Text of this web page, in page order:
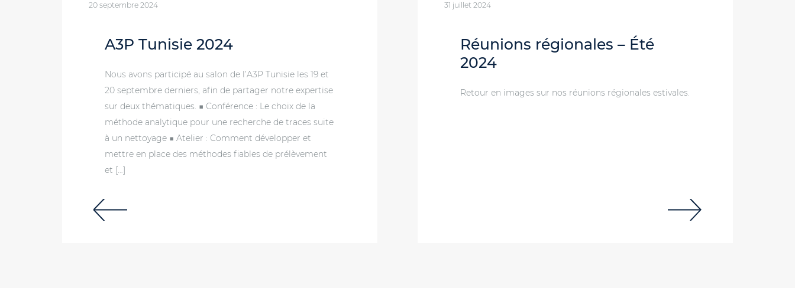
20 septembre 2024
A3P Tunisie 2024
Nous avons participé au salon de l’A3P Tunisie les 19 et
20 septembre derniers, afin de partager notre expertise
sur deux thématiques. ■ Conférence : Le choix de la
méthode analytique pour une recherche de traces suite
à un nettoyage ■ Atelier : Comment développer et
mettre en place des méthodes fiables de prélèvement
et […]
31 juillet 2024
Réunions régionales – Été
2024
Retour en images sur nos réunions régionales estivales.